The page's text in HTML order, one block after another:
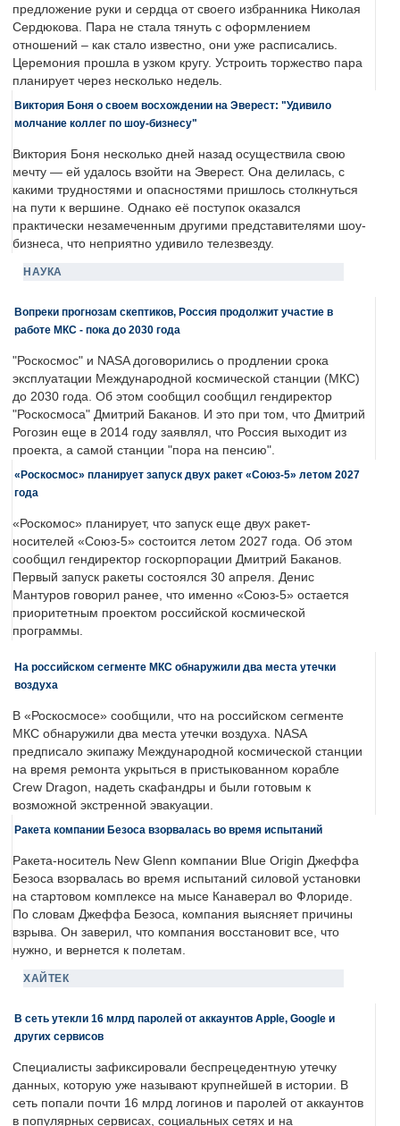
предложение руки и сердца от своего избранника Николая
Сердюкова. Пара не стала тянуть с оформлением
отношений – как стало известно, они уже расписались.
Церемония прошла в узком кругу. Устроить торжество пара
планирует через несколько недель.
Виктория Боня о своем восхождении на Эверест: "Удивило
молчание коллег по шоу-бизнесу"
Виктория Боня несколько дней назад осуществила свою
мечту — ей удалось взойти на Эверест. Она делилась, с
какими трудностями и опасностями пришлось столкнуться
на пути к вершине. Однако её поступок оказался
практически незамеченным другими представителями шоу-
бизнеса, что неприятно удивило телезвезду.
НАУКА
Вопреки прогнозам скептиков, Россия продолжит участие в
работе МКС - пока до 2030 года
"Роскосмос" и NASA договорились о продлении срока
эксплуатации Международной космической станции (МКС)
до 2030 года. Об этом сообщил сообщил гендиректор
"Роскосмоса" Дмитрий Баканов. И это при том, что Дмитрий
Рогозин еще в 2014 году заявлял, что Россия выходит из
проекта, а самой станции "пора на пенсию".
«Роскосмос» планирует запуск двух ракет «Союз-5» летом 2027
года
«Роскомос» планирует, что запуск еще двух ракет-
носителей «Союз-5» состоится летом 2027 года. Об этом
сообщил гендиректор госкорпорации Дмитрий Баканов.
Первый запуск ракеты состоялся 30 апреля. Денис
Мантуров говорил ранее, что именно «Союз-5» остается
приоритетным проектом российской космической
программы.
На российском сегменте МКС обнаружили два места утечки
воздуха
В «Роскосмосе» сообщили, что на российском сегменте
МКС обнаружили два места утечки воздуха. NASA
предписало экипажу Международной космической станции
на время ремонта укрыться в пристыкованном корабле
Crew Dragon, надеть скафандры и были готовым к
возможной экстренной эвакуации.
Ракета компании Безоса взорвалась во время испытаний
Ракета-носитель New Glenn компании Blue Origin Джеффа
Безоса взорвалась во время испытаний силовой установки
на стартовом комплексе на мысе Канаверал во Флориде.
По словам Джеффа Безоса, компания выясняет причины
взрыва. Он заверил, что компания восстановит все, что
нужно, и вернется к полетам.
ХАЙТЕК
В сеть утекли 16 млрд паролей от аккаунтов Apple, Google и
других сервисов
Специалисты зафиксировали беспрецедентную утечку
данных, которую уже называют крупнейшей в истории. В
сеть попали почти 16 млрд логинов и паролей от аккаунтов
в популярных сервисах, социальных сетях и на